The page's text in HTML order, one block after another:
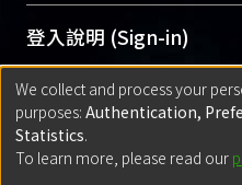
Archive）平台。 （點選
意提供此授權。
Please represent
original work, and
grant the rights to
若欲上傳已出版的全
網站簡介(Quickstart
使用手冊(Instruction
線上預約服務
登入說明 (Sign-in)
方案一：臺灣大學計
(With C&INC Email
方案二：ORCID帳號
匯入著作 (Submission)
方案一：定期更新
We collect and process your
purposes: Authentication,
Statistics.
To learn more, please read our